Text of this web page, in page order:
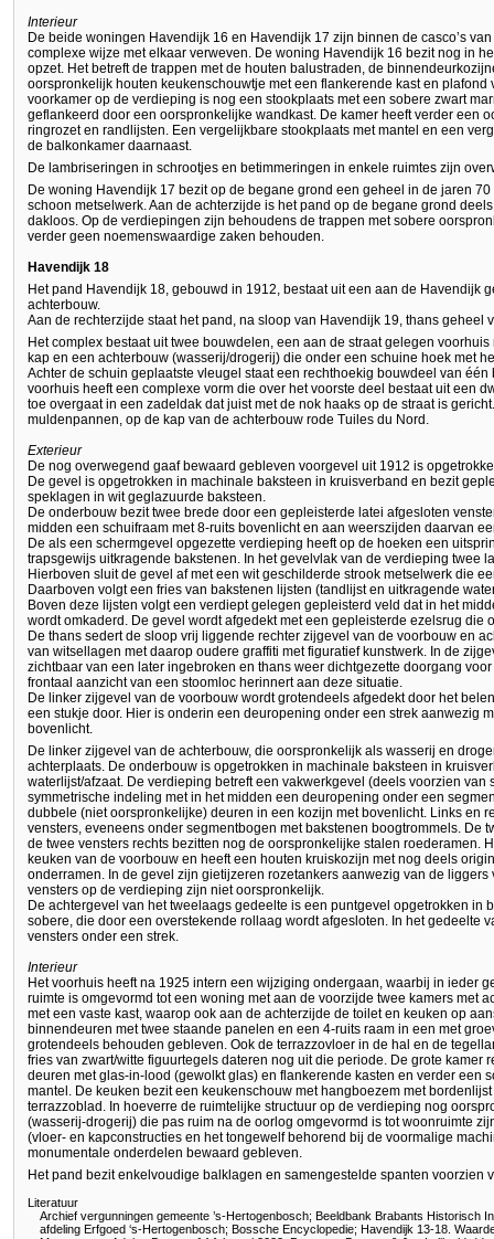
Interieur
De beide woningen Havendijk 16 en Havendijk 17 zijn binnen de casco’s
complexe wijze met elkaar verweven. De woning Havendijk 16 bezit nog in
opzet. Het betreft de trappen met de houten balustraden, de
oorspronkelijk houten keukenschouwtje met een flankerende kast en
voorkamer op de verdieping is nog een stookplaats met een sobere zwart
geflankeerd door een oorspronkelijke wandkast. De kamer heeft verder een
ringrozet en randlijsten. Een vergelijkbare stookplaats met mantel en een
de balkonkamer daarnaast.
De lambriseringen in schrootjes en betimmeringen in enkele ruimtes zijn
De woning Havendijk 17 bezit op de begane grond een geheel in de jaren
schoon metselwerk. Aan de achterzijde is het pand op de begane grond
dakloos. Op de verdiepingen zijn behoudens de trappen met sobere
verder geen noemenswaardige zaken behouden.
Havendijk 18
Het pand Havendijk 18, gebouwd in 1912, bestaat uit een aan de Havendijk
achterbouw.
Aan de rechterzijde staat het pand, na sloop van Havendijk 19, thans geheel
Het complex bestaat uit twee bouwdelen, een aan de straat gelegen
kap en een achterbouw (wasserij/drogerij) die onder een schuine hoek met
Achter de schuin geplaatste vleugel staat een rechthoekig bouwdeel van
voorhuis heeft een complexe vorm die over het voorste deel bestaat uit een
toe overgaat in een zadeldak dat juist met de nok haaks op de straat is
muldenpannen, op de kap van de achterbouw rode Tuiles du Nord.
Exterieur
De nog overwegend gaaf bewaard gebleven voorgevel uit 1912 is
De gevel is opgetrokken in machinale baksteen in kruisverband en bezit
speklagen in wit geglazuurde baksteen.
De onderbouw bezit twee brede door een gepleisterde latei afgesloten
midden een schuifraam met 8-ruits bovenlicht en aan weerszijden daarvan
De als een schermgevel opgezette verdieping heeft op de hoeken een
trapsgewijs uitkragende bakstenen. In het gevelvlak van de verdieping twee
Hierboven sluit de gevel af met een wit geschilderde strook metselwerk die
Daarboven volgt een fries van bakstenen lijsten (tandlijst en uitkragende
Boven deze lijsten volgt een verdiept gelegen gepleisterd veld dat in het
wordt omkaderd. De gevel wordt afgedekt met een gepleisterde ezelsrug die
De thans sedert de sloop vrij liggende rechter zijgevel van de voorbouw en
van witsellagen met daarop oudere graffiti met figuratief kunstwerk. In de
zichtbaar van een later ingebroken en thans weer dichtgezette doorgang
frontaal aanzicht van een stoomloc herinnert aan deze situatie.
De linker zijgevel van de voorbouw wordt grotendeels afgedekt door het
een stukje door. Hier is onderin een deuropening onder een strek aanwezig
bovenlicht.
De linker zijgevel van de achterbouw, die oorspronkelijk als wasserij en
achterplaats. De onderbouw is opgetrokken in machinale baksteen in
waterlijst/afzaat. De verdieping betreft een vakwerkgevel (deels voorzien
symmetrische indeling met in het midden een deuropening onder een
dubbele (niet oorspronkelijke) deuren in een kozijn met bovenlicht. Links en
vensters, eveneens onder segmentbogen met bakstenen boogtrommels. De
de twee vensters rechts bezitten nog de oorspronkelijke stalen roederamen.
keuken van de voorbouw en heeft een houten kruiskozijn met nog deels
onderramen. In de gevel zijn gietijzeren rozetankers aanwezig van de
vensters op de verdieping zijn niet oorspronkelijk.
De achtergevel van het tweelaags gedeelte is een puntgevel opgetrokken in
sobere, die door een overstekende rollaag wordt afgesloten. In het gedeelte
vensters onder een strek.
Interieur
Het voorhuis heeft na 1925 intern een wijziging ondergaan, waarbij in ieder
ruimte is omgevormd tot een woning met aan de voorzijde twee kamers met
met een vaste kast, waarop ook aan de achterzijde de toilet en keuken op
binnendeuren met twee staande panelen en een 4-ruits raam in een met
grotendeels behouden gebleven. Ook de terrazzovloer in de hal en de
fries van zwart/witte figuurtegels dateren nog uit die periode. De grote kamer
deuren met glas-in-lood (gewolkt glas) en flankerende kasten en verder een
mantel. De keuken bezit een keukenschouw met hangboezem met
terrazzoblad. In hoeverre de ruimtelijke structuur op de verdieping nog
(wasserij-drogerij) die pas ruim na de oorlog omgevormd is tot woonruimte
(vloer- en kapconstructies en het tongewelf behorend bij de voormalige
monumentale onderdelen bewaard gebleven.
Het pand bezit enkelvoudige balklagen en samengestelde spanten voorzien
Literatuur
Archief vergunningen gemeente ’s-Hertogenbosch; Beeldbank Brabants Historisch
afdeling Erfgoed ‘s-Hertogenbosch; Bossche Encyclopedie; Havendijk 13-18.